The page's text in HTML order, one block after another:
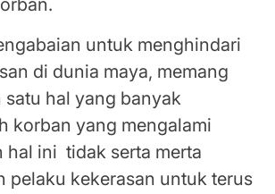
untuk menghindari
di dunia maya, memang
satu hal yang banyak
korban yang mengalami
hal ini tidak serta merta
pelaku kekerasan untuk terus